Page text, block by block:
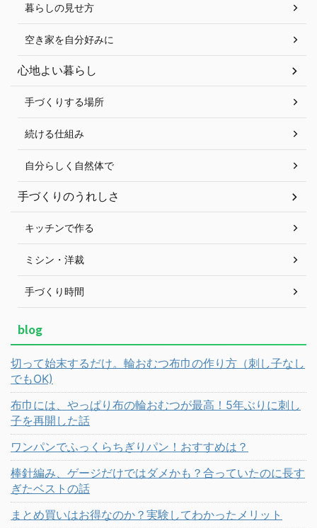
暮らしの見せ方
空き家を自分好みに
心地よい暮らし
手づくりする場所
続ける仕組み
自分らしく自然体で
手づくりのうれしさ
キッチンで作る
ミシン・洋裁
手づくり時間
blog
切って始末するだけ。輪おむつ布巾の作り方（刺し子なし
でもOK)
布巾には、やっぱり布の輪おむつが最高！5年ぶりに刺し
子を再開した話
ワンパンでふっくらちぎりパン！おすすめは？
棒針編み、ゲージだけではダメかも？合っていたのに長す
ぎたベストの話
まとめ買いはお得なのか？実験してわかったメリット